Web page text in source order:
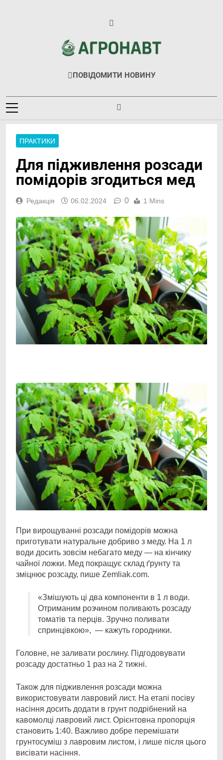
Агронавт
Новини Українського Агробізнесу
ПОВІДОМИТИ НОВИНУ
ПРАКТИКИ
Для підживлення розсади
помідорів згодиться мед
Редакція 06.02.2024 0 1 Mins
Link
При вирощуванні розсади помідорів можна
приготувати натуральне добриво з меду. На 1 л
води досить зовсім небагато меду — на кінчику
чайної ложки. Мед покращує склад ґрунту та
зміцнює розсаду, пише Zemliak.com.
«Змішують ці два компоненти в 1 л води.
Отриманим розчином поливають розсаду
томатів та перців. Зручно поливати
спринцівкою», — кажуть городники.
Головне, не заливати рослину. Підгодовувати
розсаду достатньо 1 раз на 2 тижні.
Також для підживлення розсади можна
використовувати лавровий лист. На етапі посіву
насіння досить додати в грунт подрібнений на
кавомолці лавровий лист. Орієнтовна пропорція
становить 1:40. Важливо добре перемішати
грунтосуміш з лавровим листом, і лише після цього
висівати насіння.